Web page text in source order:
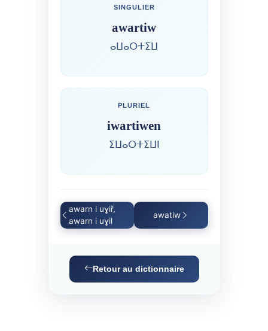
SINGULIER
awartiw
ⴰⵡⴰⵔⵜⵉⵡ
PLURIEL
iwartiwen
ⵉⵡⴰⵔⵜⵉⵡⵏ
awarn i uɣiř,
awarn i uɣil
awatiw
Retour au dictionnaire